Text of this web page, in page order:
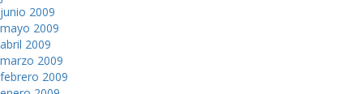
junio 2009
mayo 2009
abril 2009
marzo 2009
febrero 2009